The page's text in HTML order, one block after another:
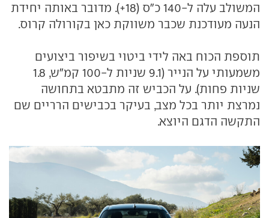
המשולב עלה ל-140 כ"ס (18+). מדובר באותה יחידת
הנעה מעודכנת שכבר משווקת כאן בקורולה קרוס.
תוספת הכוח באה לידי ביטוי בשיפור ביצועים
משמעותי על הנייר (9.1 שניות ל-100 קמ"ש, 1.8
שניות פחות). על הכביש זה מתבטא בתחושה
נמרצת יותר בכל מצב, בעיקר בכבישים הרריים שם
התקשה הדגם היוצא.